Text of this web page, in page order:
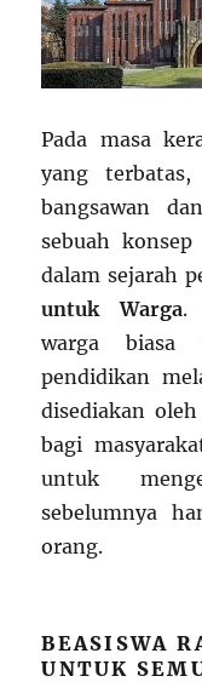
Pada masa
yang
bangsawan
sebuah
dalam sejarah
untuk Warga.
warga biasa
pendidikan
disediakan
bagi
untuk
sebelumnya
orang.
BEASISWA
UNTUK